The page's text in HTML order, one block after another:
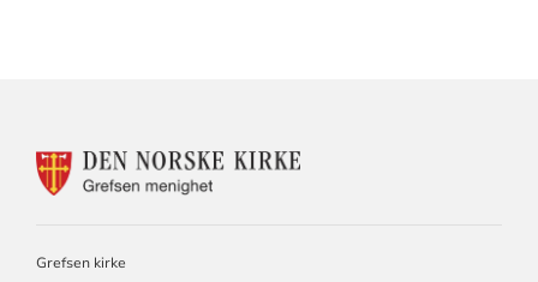
KONTAKTINFORMASJON
Grefsen kirke